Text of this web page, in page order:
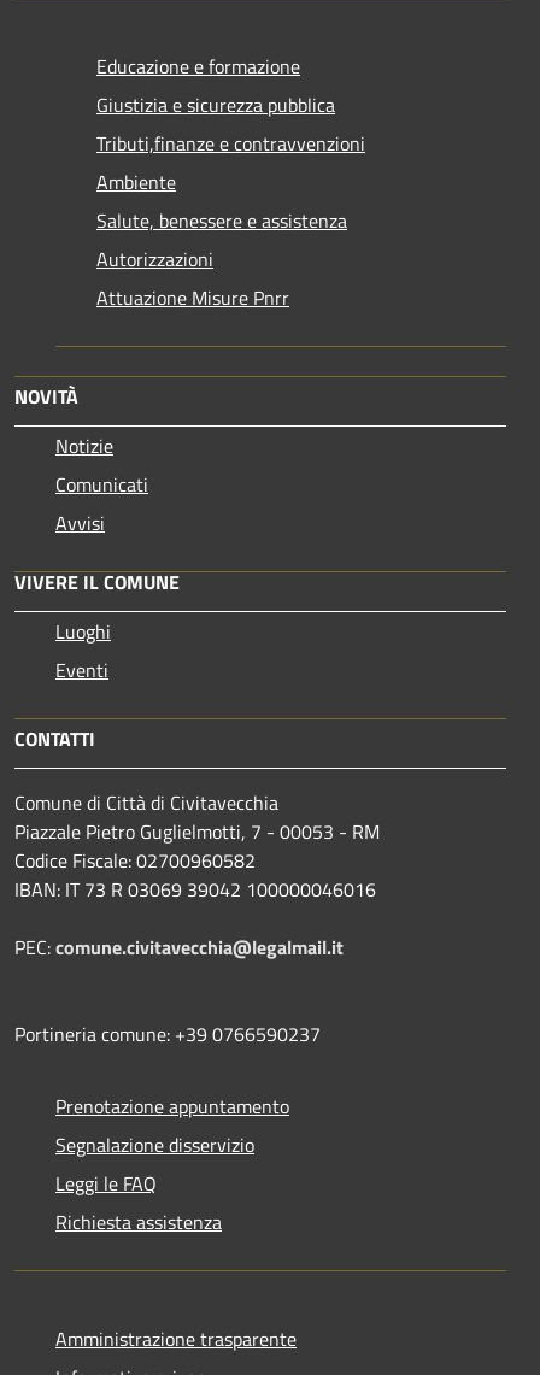
Educazione e formazione
Giustizia e sicurezza pubblica
Tributi,finanze e contravvenzioni
Ambiente
Salute, benessere e assistenza
Autorizzazioni
Attuazione Misure Pnrr
NOVITÀ
Notizie
Comunicati
Avvisi
VIVERE IL COMUNE
Luoghi
Eventi
CONTATTI
Comune di Città di Civitavecchia
Piazzale Pietro Guglielmotti, 7 - 00053 - RM
Codice Fiscale: 02700960582
IBAN: IT 73 R 03069 39042 100000046016
PEC:comune.civitavecchia@legalmail.it
Portineria comune: +39 0766590237
Prenotazione appuntamento
Segnalazione disservizio
Leggi le FAQ
Richiesta assistenza
Amministrazione trasparente